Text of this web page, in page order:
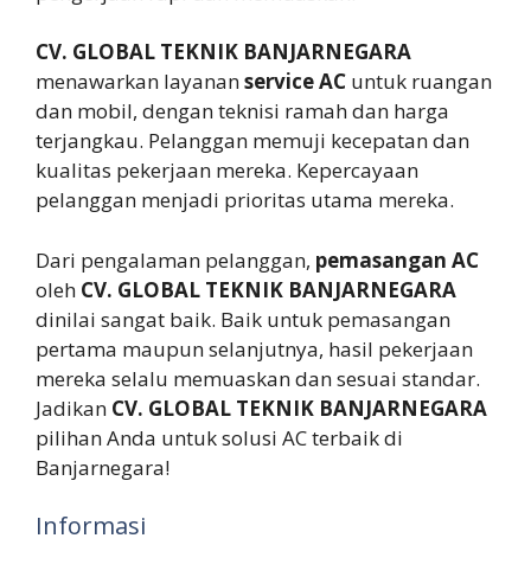
CV. GLOBAL TEKNIK BANJARNEGARA
menawarkan layananservice AC untuk ruangan
dan mobil, dengan teknisi ramah dan harga
terjangkau. Pelanggan memuji kecepatan dan
kualitas pekerjaan mereka. Kepercayaan
pelanggan menjadi prioritas utama mereka.
Dari pengalaman pelanggan, pemasangan AC
oleh CV. GLOBAL TEKNIK BANJARNEGARA
dinilai sangat baik. Baik untuk pemasangan
pertama maupun selanjutnya, hasil pekerjaan
mereka selalu memuaskan dan sesuai standar.
Jadikan CV. GLOBAL TEKNIK BANJARNEGARA
pilihan Anda untuk solusi AC terbaik di
Banjarnegara!
Informasi